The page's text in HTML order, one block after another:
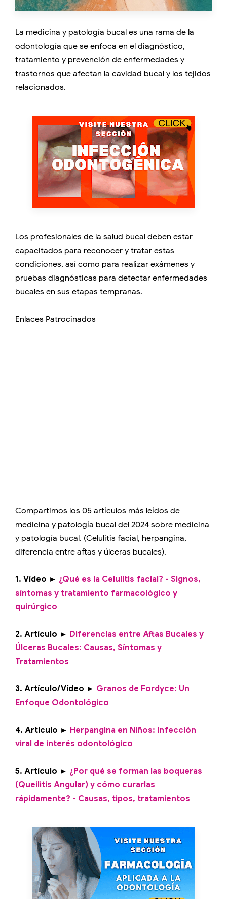
La medicina y patología bucal es una rama de la
odontología que se enfoca en el diagnóstico,
tratamiento y prevención de enfermedades y
trastornos que afectan la cavidad bucal y los tejidos
relacionados.
Los profesionales de la salud bucal deben estar
capacitados para reconocer y tratar estas
condiciones, así como para realizar exámenes y
pruebas diagnósticas para detectar enfermedades
bucales en sus etapas tempranas.
Enlaces Patrocinados
Compartimos los 05 artículos más leídos de
medicina y patología bucal del 2024 sobre medicina
y patología bucal. (Celulitis facial, herpangina,
diferencia entre aftas y úlceras bucales).
1. Vídeo ► ¿Qué es la Celulitis facial? - Signos,
síntomas y tratamiento farmacológico y
quirúrgico
2. Artículo ► Diferencias entre Aftas Bucales y
Úlceras Bucales: Causas, Síntomas y
Tratamientos
3. Artículo/Vídeo ► Granos de Fordyce: Un
Enfoque Odontológico
4. Artículo ► Herpangina en Niños: Infección
viral de interés odontológico
5. Artículo ► ¿Por qué se forman las boqueras
(Queilitis Angular) y cómo curarlas
rápidamente? - Causas, tipos, tratamientos